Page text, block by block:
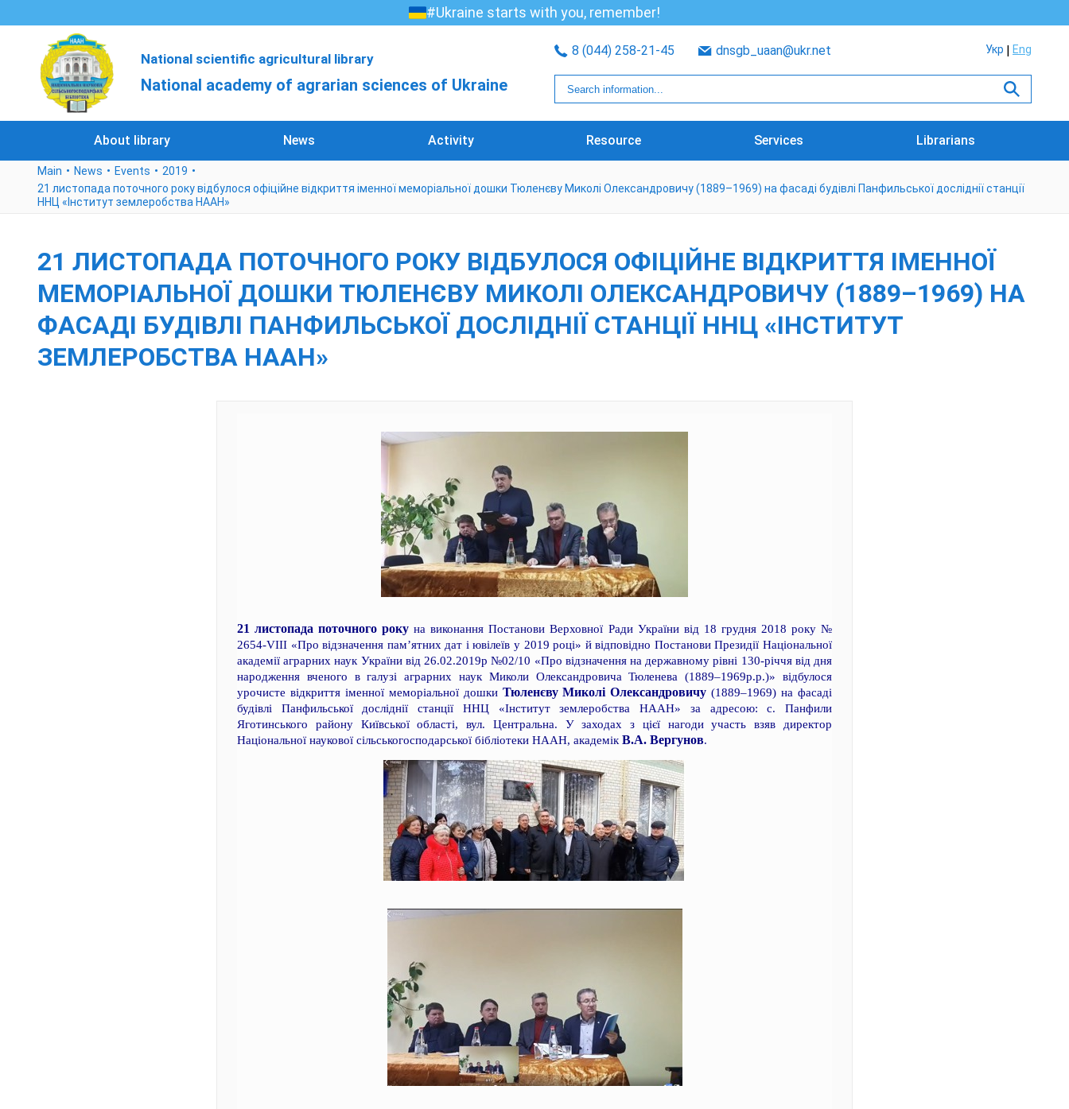
#Ukraine starts with you, remember!
National scientific agricultural library
National academy of agrarian sciences of Ukraine
8 (044) 258-21-45 dnsgb_uaan@ukr.net Укр Eng
About library News Activity Resource Services Librarians
Main News Events
2019
21 листопада поточного року відбулося офіційне відкриття іменної меморіальної дошки Тюленєву Миколі Олександровичу (1889–1969) на фасаді будівлі Панфильської досліднії станції
ННЦ «Інститут землеробства НААН»
21 ЛИСТОПАДА ПОТОЧНОГО РОКУ ВІДБУЛОСЯ ОФІЦІЙНЕ ВІДКРИТТЯ ІМЕННОЇ
МЕМОРІАЛЬНОЇ ДОШКИ ТЮЛЕНЄВУ МИКОЛІ ОЛЕКСАНДРОВИЧУ (1889–1969) НА
ФАСАДІ БУДІВЛІ ПАНФИЛЬСЬКОЇ ДОСЛІДНІЇ СТАНЦІЇ ННЦ «ІНСТИТУТ
ЗЕМЛЕРОБСТВА НААН»
21 листопада поточного рокуна виконання Постанови Верховної Ради України від 18 грудня 2018 року №
2654-VIII «Про відзначення пам’ятних дат і ювілеїв у 2019 році» й відповідно Постанови Президії Національної
академії аграрних наук України від 26.02.2019р №02/10 «Про відзначення на державному рівні 130-річчя від дня
народження вченого в галузі аграрних наук Миколи Олександровича Тюленева (1889–1969р.р.)» відбулося
урочисте відкриття іменної меморіальної дошки Тюленєву Миколі Олександровичу (1889–1969) на фасаді
будівлі Панфильської досліднії станції ННЦ «Інститут землеробства НААН» за адресою: с. Панфили
Яготинського району Київської області, вул. Центральна. У заходах з цієї нагоди участь взяв директор
Національної наукової сільськогосподарської бібліотеки НААН, академік В.А. Вергунов.